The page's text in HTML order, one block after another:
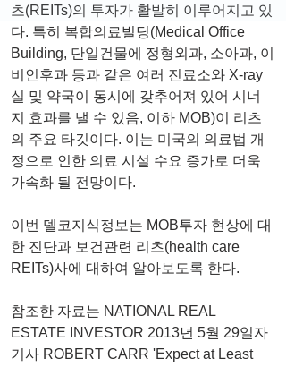
츠(REITs)의 투자가 활발히 이루어지고 있
다. 특히 복합의료빌딩(Medical Office
Building, 단일건물에 정형외과, 소아과, 이
비인후과 등과 같은 여러 진료소와 X-ray
실 및 약국이 동시에 갖추어져 있어 시너
지 효과를 낼 수 있음, 이하 MOB)이 리츠
의 주요 타깃이다. 이는 미국의 의료법 개
정으로 인한 의료 시설 수요 증가로 더욱
가속화 될 전망이다.
이번 델코지식정보는 MOB투자 현상에 대
한 진단과 보건관련 리츠(health care
REITs)사에 대하여 알아보도록 한다.
참조한 자료는 NATIONAL REAL
ESTATE INVESTOR 2013년 5월 29일자
기사 ROBERT CARR 'Expect at Least